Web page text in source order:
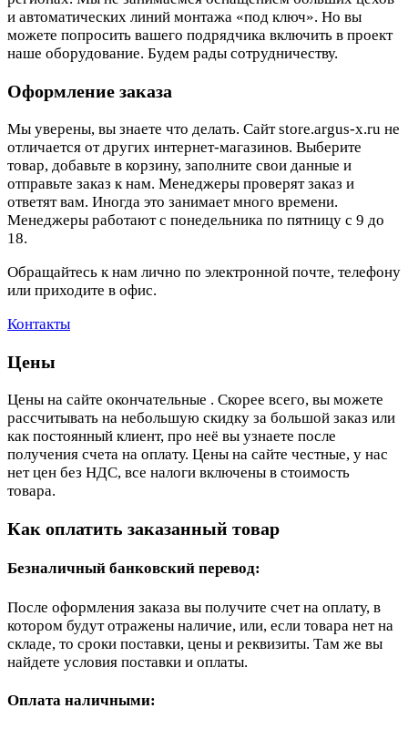
и автоматических линий монтажа «под ключ». Но вы
можете попросить вашего подрядчика включить в проект
наше оборудование. Будем рады сотрудничеству.
Оформление заказа
Мы уверены, вы знаете что делать. Сайт store.argus-x.ru не
отличается от других интернет-магазинов. Выберите
товар, добавьте в корзину, заполните свои данные и
отправьте заказ к нам. Менеджеры проверят заказ и
ответят вам. Иногда это занимает много времени.
Менеджеры работают с понедельника по пятницу с 9 до
18.
Обращайтесь к нам лично по электронной почте, телефону
или приходите в офис.
Контакты
Цены
Цены на сайте окончательные . Скорее всего, вы можете
рассчитывать на небольшую скидку за большой заказ или
как постоянный клиент, про неё вы узнаете после
получения счета на оплату. Цены на сайте честные, у нас
нет цен без НДС, все налоги включены в стоимость
товара.
Как оплатить заказанный товар
Безналичный банковский перевод:
После оформления заказа вы получите счет на оплату, в
котором будут отражены наличие, или, если товара нет на
складе, то сроки поставки, цены и реквизиты. Там же вы
найдете условия поставки и оплаты.
Оплата наличными: